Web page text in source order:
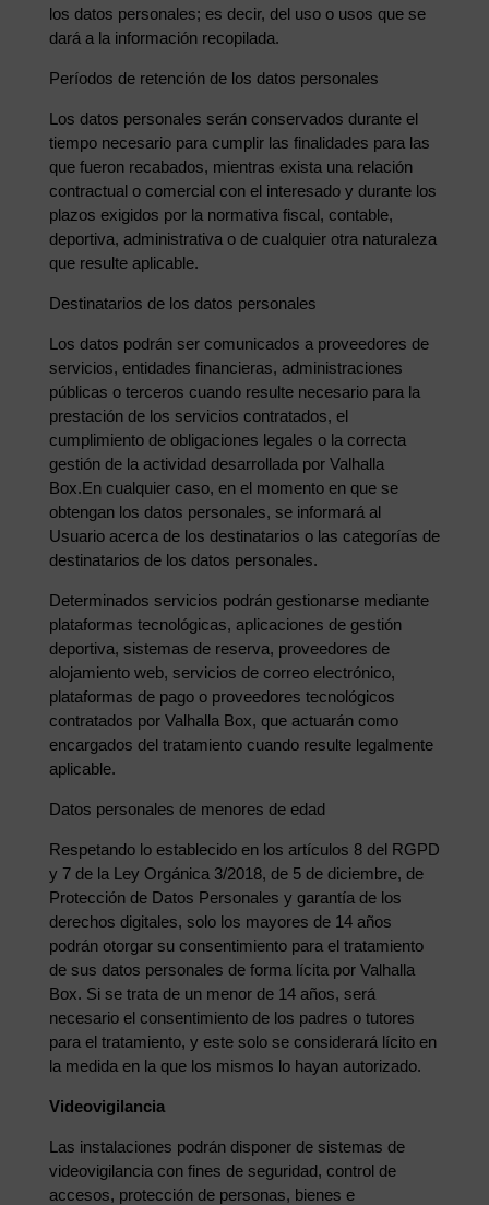
los datos personales; es decir, del uso o usos que se
dará a la información recopilada.
Períodos de retención de los datos personales
Los datos personales serán conservados durante el
tiempo necesario para cumplir las finalidades para las
que fueron recabados, mientras exista una relación
contractual o comercial con el interesado y durante los
plazos exigidos por la normativa fiscal, contable,
deportiva, administrativa o de cualquier otra naturaleza
que resulte aplicable.
Destinatarios de los datos personales
Los datos podrán ser comunicados a proveedores de
servicios, entidades financieras, administraciones
públicas o terceros cuando resulte necesario para la
prestación de los servicios contratados, el
cumplimiento de obligaciones legales o la correcta
gestión de la actividad desarrollada por Valhalla
Box.En cualquier caso, en el momento en que se
obtengan los datos personales, se informará al
Usuario acerca de los destinatarios o las categorías de
destinatarios de los datos personales.
Determinados servicios podrán gestionarse mediante
plataformas tecnológicas, aplicaciones de gestión
deportiva, sistemas de reserva, proveedores de
alojamiento web, servicios de correo electrónico,
plataformas de pago o proveedores tecnológicos
contratados por Valhalla Box, que actuarán como
encargados del tratamiento cuando resulte legalmente
aplicable.
Datos personales de menores de edad
Respetando lo establecido en los artículos 8 del RGPD
y 7 de la Ley Orgánica 3/2018, de 5 de diciembre, de
Protección de Datos Personales y garantía de los
derechos digitales, solo los mayores de 14 años
podrán otorgar su consentimiento para el tratamiento
de sus datos personales de forma lícita por Valhalla
Box. Si se trata de un menor de 14 años, será
necesario el consentimiento de los padres o tutores
para el tratamiento, y este solo se considerará lícito en
la medida en la que los mismos lo hayan autorizado.
Videovigilancia
Las instalaciones podrán disponer de sistemas de
videovigilancia con fines de seguridad, control de
accesos, protección de personas, bienes e